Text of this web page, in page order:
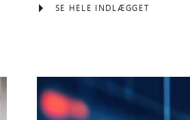
SE HELE INDLÆGGET